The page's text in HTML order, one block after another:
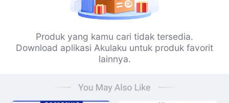
Produk yang kamu cari tidak tersedia.
Download aplikasi Akulaku untuk produk favorit
lainnya.